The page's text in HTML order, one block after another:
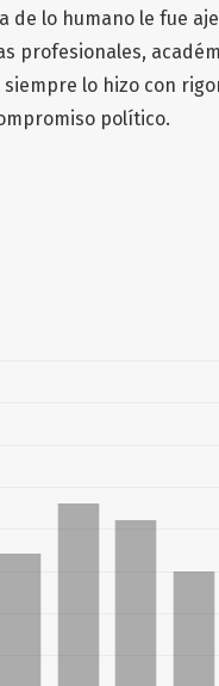
lo humano le fue
profesionales,
lo hizo con
político.